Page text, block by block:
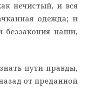
нечистый, и вся
одежда; и
наши,
пути правды,
от преданной